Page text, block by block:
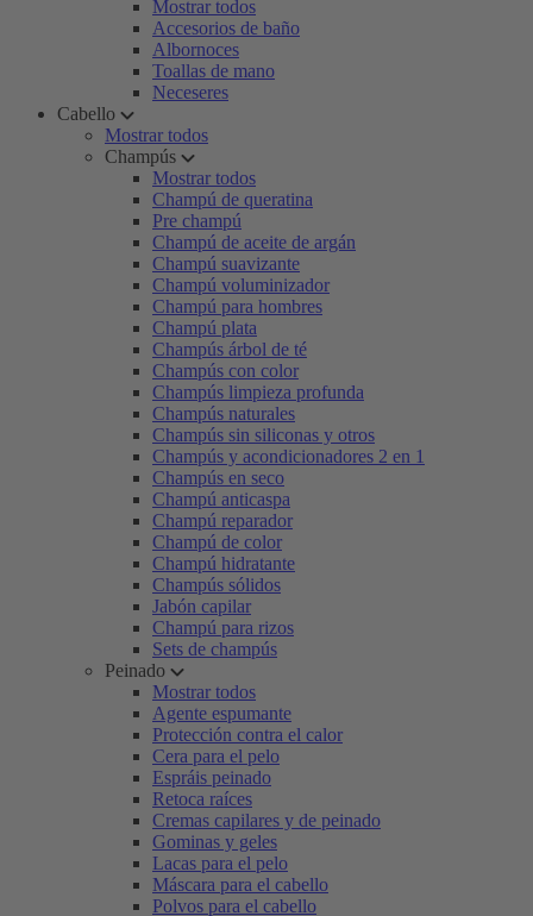
Mostrar todos
Accesorios de baño
Albornoces
Toallas de mano
Neceseres
Cabello
Mostrar todos
Champús
Mostrar todos
Champú de queratina
Pre champú
Champú de aceite de argán
Champú suavizante
Champú voluminizador
Champú para hombres
Champú plata
Champús árbol de té
Champús con color
Champús limpieza profunda
Champús naturales
Champús sin siliconas y otros
Champús y acondicionadores 2 en 1
Champús en seco
Champú anticaspa
Champú reparador
Champú de color
Champú hidratante
Champús sólidos
Jabón capilar
Champú para rizos
Sets de champús
Peinado
Mostrar todos
Agente espumante
Protección contra el calor
Cera para el pelo
Espráis peinado
Retoca raíces
Cremas capilares y de peinado
Gominas y geles
Lacas para el pelo
Máscara para el cabello
Polvos para el cabello